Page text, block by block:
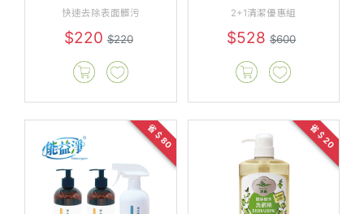
快速去除表面髒污
$220$220
2+1清潔優惠組
$528$600
省＄80 省＄20